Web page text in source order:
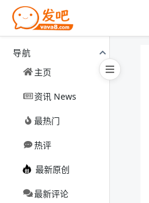
导航
主页
资讯 News
最热门
热评
最新原创
最新评论